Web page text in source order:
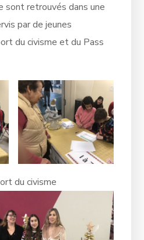
sont retrouvés dans une
par de jeunes
du civisme et du Pass
du civisme